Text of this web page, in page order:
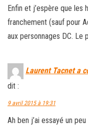
Enfin et j’espère que les
franchement (sauf pour
aux personnages DC. Le
Laurent Tacnet a
dit :
9 avril 2015 à 19:31
Ah ben j’ai essayé un